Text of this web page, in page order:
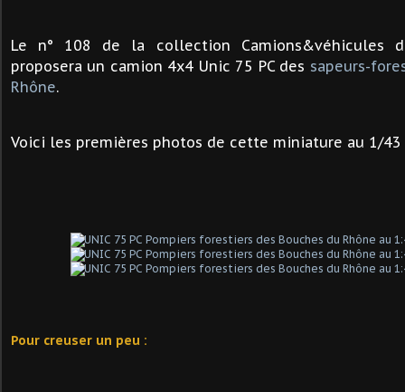
Le n° 108 de la collection Camions&véhicules
proposera un camion 4x4 Unic 75 PC des sapeurs-
Rhône.
Voici les premières photos de cette miniature au 1/43
Pour creuser un peu :